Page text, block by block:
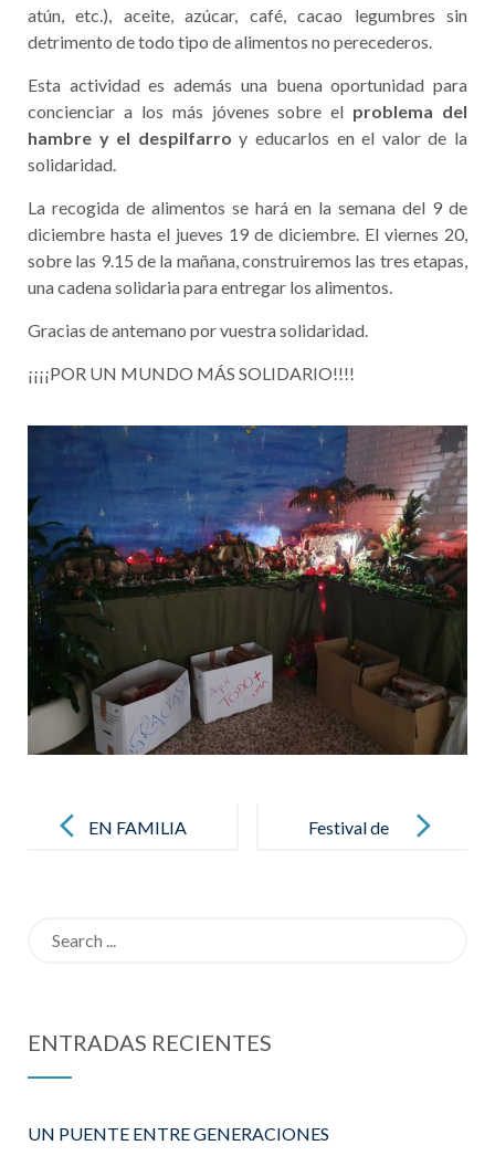
atún, etc.), aceite, azúcar, café, cacao legumbres sin
detrimento de todo tipo de alimentos no perecederos.
Esta actividad es además una buena oportunidad para
concienciar a los más jóvenes sobre el problema del
hambre y el despilfarroy educarlos en el valor de la
solidaridad.
La recogida de alimentos se hará en la semana del 9 de
diciembre hasta el jueves 19 de diciembre. El viernes 20,
sobre las 9.15 de la mañana, construiremos las tres etapas,
una cadena solidaria para entregar los alimentos.
Gracias de antemano por vuestra solidaridad.
¡¡¡¡POR UN MUNDO MÁS SOLIDARIO!!!!
navigationEN FAMILIA
Festival de
ENTRADAS RECIENTES
UN PUENTE ENTRE GENERACIONES